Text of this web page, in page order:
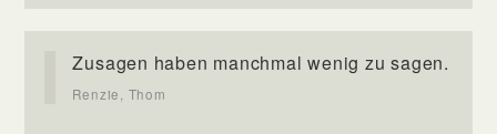
Zusagen haben manchmal wenig zu sagen.
Renzie, Thom